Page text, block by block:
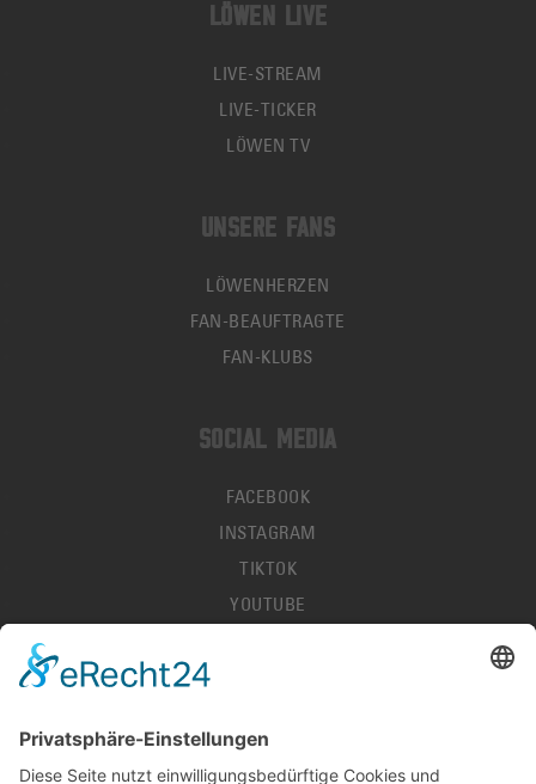
LÖWEN LIVE
LIVE-STREAM
LIVE-TICKER
LÖWEN TV
UNSERE FANS
LÖWENHERZEN
FAN-BEAUFTRAGTE
FAN-KLUBS
SOCIAL MEDIA
FACEBOOK
INSTAGRAM
TIKTOK
YOUTUBE
AGB
HALLENORDNUNG